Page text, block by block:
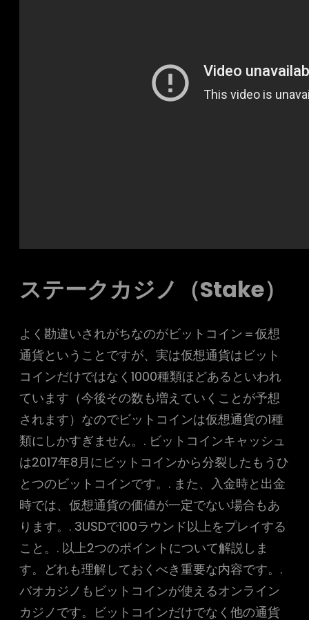
ステークカジノ（Stake）
よく勘違いされがちなのがビットコイン＝仮想
通貨ということですが、実は仮想通貨はビット
コインだけではなく1000種類ほどあるといわれ
ています（今後その数も増えていくことが予想
されます）なのでビットコインは仮想通貨の1種
類にしかすぎません。. ビットコインキャッシュ
は2017年8月にビットコインから分裂したもうひ
とつのビットコインです。. また、入金時と出金
時では、仮想通貨の価値が一定でない場合もあ
ります。. 3USDで100ラウンド以上をプレイする
こと。. 以上2つのポイントについて解説しま
す。どれも理解しておくべき重要な内容です。.
バオカジノもビットコインが使えるオンライン
カジノです。ビットコインだけでなく他の通貨